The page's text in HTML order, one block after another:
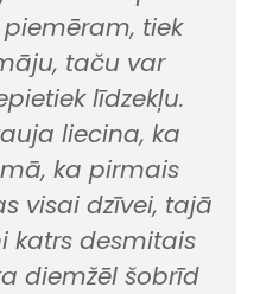
tiek
taču var
līdzekļu.
liecina, ka
ka pirmais
visai dzīvei, tajā
katrs desmitais
diemžēl šobrīd